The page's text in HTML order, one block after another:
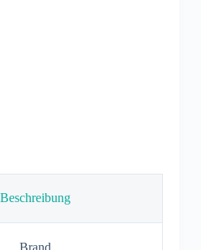
Beschreibung
Brand